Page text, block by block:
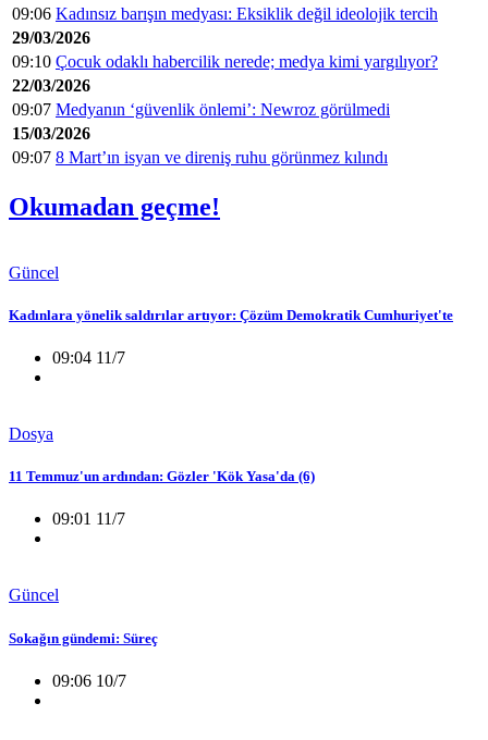
09:06 Kadınsız barışın medyası: Eksiklik değil ideolojik tercih
29/03/2026
09:10 Çocuk odaklı habercilik nerede; medya kimi yargılıyor?
22/03/2026
09:07 Medyanın ‘güvenlik önlemi’: Newroz görülmedi
15/03/2026
09:07 8 Mart’ın isyan ve direniş ruhu görünmez kılındı
Okumadan geçme!
Güncel
Kadınlara yönelik saldırılar artıyor: Çözüm Demokratik Cumhuriyet'te
09:04 11/7
Dosya
11 Temmuz'un ardından: Gözler 'Kök Yasa'da (6)
09:01 11/7
Güncel
Sokağın gündemi: Süreç
09:06 10/7